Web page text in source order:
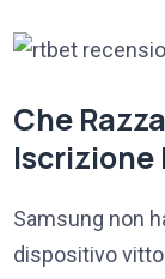
Che
Iscrizione
Samsung non
dispositivo